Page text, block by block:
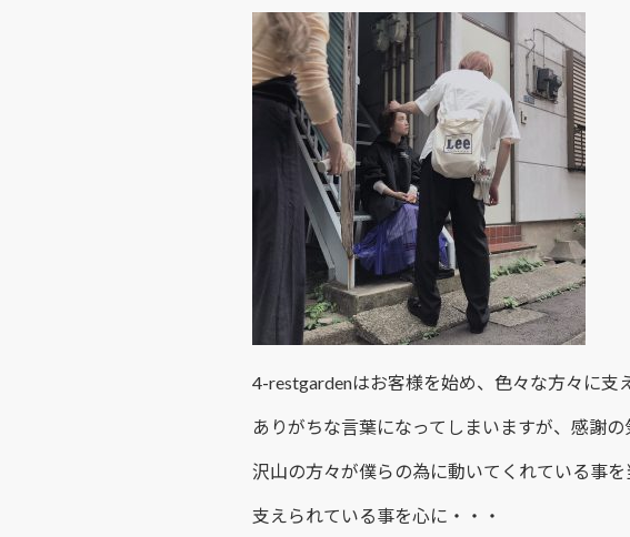
4-restgardenはお客様を始め、色々な方々に支
ありがちな言葉になってしまいますが、感謝
沢山の方々が僕らの為に動いてくれている事
支えられている事を心に・・・